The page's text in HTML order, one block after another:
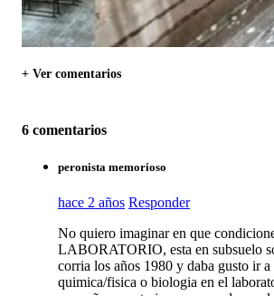
+ Ver comentarios
6 comentarios
peronista memorioso
hace 2 años Responder
No quiero imaginar en que
LABORATORIO, esta en subsuelo
corria los años 1980 y daba gusto ir a
quimica/fisica o biologia en el